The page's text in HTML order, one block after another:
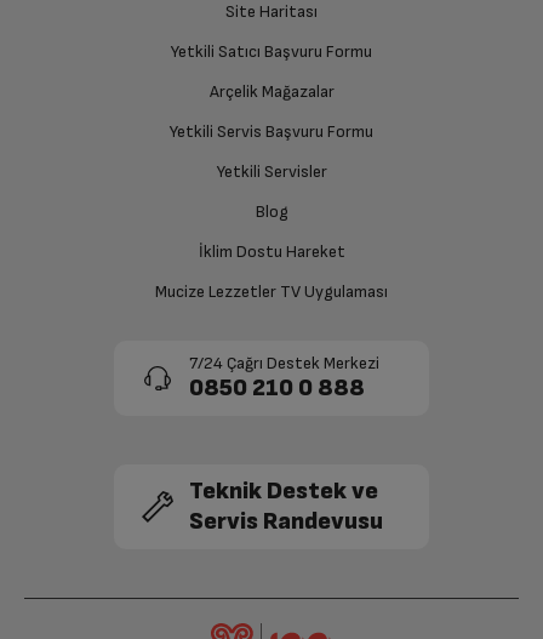
Site Haritası
Yetkili Satıcı Başvuru Formu
Arçelik Mağazalar
Yetkili Servis Başvuru Formu
Yetkili Servisler
Blog
İklim Dostu Hareket
Mucize Lezzetler TV Uygulaması
7/24 Çağrı Destek Merkezi
0850 210 0 888
Teknik Destek ve
Servis Randevusu